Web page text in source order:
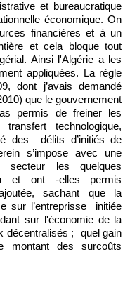
et bureaucratique
économique. On
financières et à un
et cela bloque tout
Ainsi l'Algérie a les
appliquées. La règle
dont j’avais demandé
que le gouvernement
permis de freiner les
technologique,
des délits d’initiés de
s’impose avec une
les quelques
et ont -elles permis
sachant que la
sur l’entreprisse initiée
sur l'économie de la
décentralisés ; quel gain
des surcoûts